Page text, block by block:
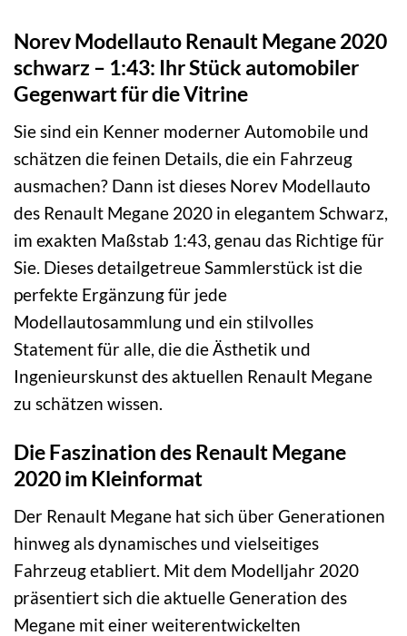
Norev Modellauto Renault Megane 2020
schwarz – 1:43: Ihr Stück automobiler
Gegenwart für die Vitrine
Sie sind ein Kenner moderner Automobile und
schätzen die feinen Details, die ein Fahrzeug
ausmachen? Dann ist dieses Norev Modellauto
des Renault Megane 2020 in elegantem Schwarz,
im exakten Maßstab 1:43, genau das Richtige für
Sie. Dieses detailgetreue Sammlerstück ist die
perfekte Ergänzung für jede
Modellautosammlung und ein stilvolles
Statement für alle, die die Ästhetik und
Ingenieurskunst des aktuellen Renault Megane
zu schätzen wissen.
Die Faszination des Renault Megane
2020 im Kleinformat
Der Renault Megane hat sich über Generationen
hinweg als dynamisches und vielseitiges
Fahrzeug etabliert. Mit dem Modelljahr 2020
präsentiert sich die aktuelle Generation des
Megane mit einer weiterentwickelten